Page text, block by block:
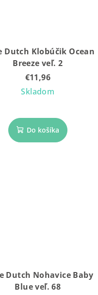
Dutch Klobúčik Ocean
Breeze veľ. 2
€11,96
Skladom
Do košíka
Dutch Nohavice Baby
Blue veľ. 68